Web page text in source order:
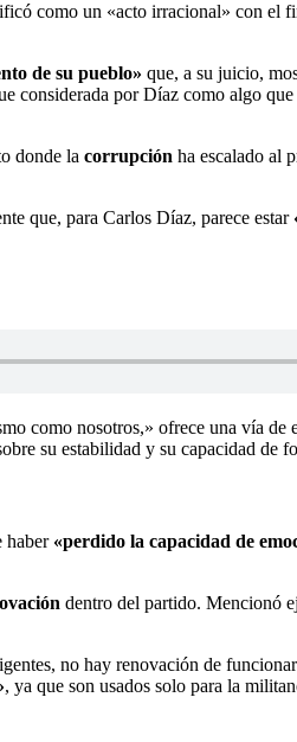
como un «acto irracional» con el
de su pueblo» que, a su juicio,
considerada por Díaz como algo que
donde la corrupción ha escalado al
que, para Carlos Díaz, parece estar
como nosotros,» ofrece una vía de
su estabilidad y su capacidad de
haber «perdido la capacidad de
dentro del partido. Mencionó
no hay renovación de
, ya que son usados solo para la